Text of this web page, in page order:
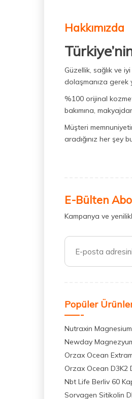
Hakkımızda
Güzellik, sağlık ve
dolaşmanıza gerek
%100 orijinal
bakımına,
Müşteri
aradığınız her şey
E-Bülten
Kampanya ve
Popüler
Nutraxin
Newday
Orzax Ocean
Orzax Ocean D3K2
Nbt Life Berliv 60
Sorvagen Sitikolin